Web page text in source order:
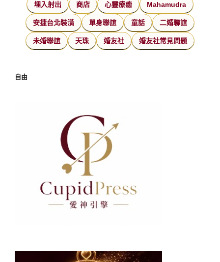
埋入射出 商店 心靈療癒 Mahamudra
安捷台北裝潢 單身聯誼 童話 二婚聯誼
未婚聯誼 天珠 婚友社 婚友社常見問題
自由